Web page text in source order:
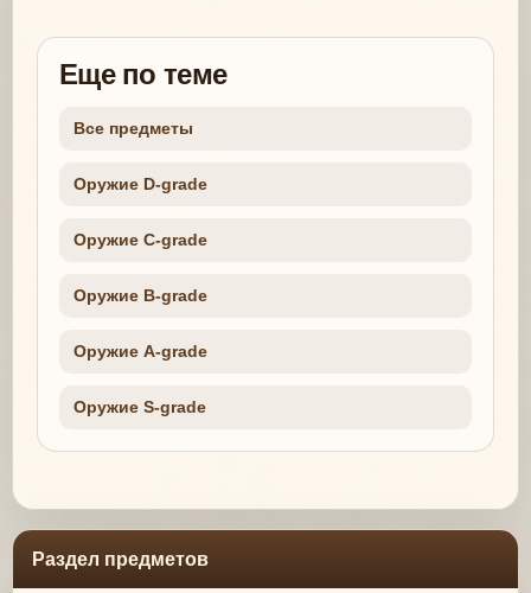
Еще по теме
Все предметы
Оружие D-grade
Оружие C-grade
Оружие B-grade
Оружие A-grade
Оружие S-grade
Раздел предметов